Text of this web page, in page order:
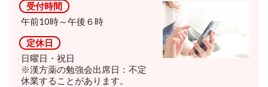
受付時間
午前10時～午後６時
定休日
日曜日・祝日
※漢方薬の勉強会出席日：不定
休業することがあります。